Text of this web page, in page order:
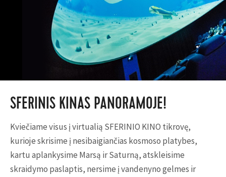
SFERINIS KINAS PANORAMOJE!
Kviečiame visus į virtualią SFERINIO KINO tikrovę,
kurioje skrisime į nesibaigiančias kosmoso platybes,
kartu aplankysime Marsą ir Saturną, atskleisime
skraidymo paslaptis, nersime į vandenyno gelmes ir